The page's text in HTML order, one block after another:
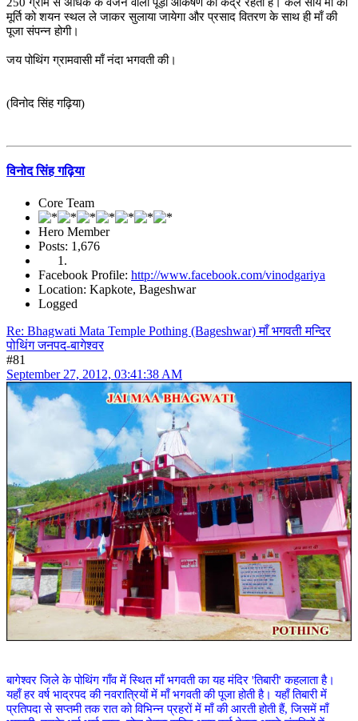
250 ग्राम से अधिक के वजन वाली पूड़ी आकर्षण का केंद्र रहती है। कल सायं माँ की
मूर्ति को शयन स्थल ले जाकर सुलाया जायेगा और प्रसाद वितरण के साथ ही माँ की
पूजा संपन्न होगी।
जय पोथिंग ग्रामवासी माँ नंदा भगवती की।
(विनोद सिंह गढ़िया)
विनोद सिंह गढ़िया
Core Team
Hero Member
Posts: 1,676
Facebook Profile: http://www.facebook.com/vinodgariya
Location: Kapkote, Bageshwar
Logged
Re: Bhagwati Mata Temple Pothing (Bageshwar) माँ भगवती मन्दिर
पोथिंग जनपद-बागेश्वर
#81
September 27, 2012, 03:41:38 AM
बागेश्वर जिले के पोथिंग गाँव में स्थित माँ भगवती का यह मंदिर 'तिबारी' कहलाता है।
यहाँ हर वर्ष भाद्रपद की नवरात्रियों में माँ भगवती की पूजा होती है। यहाँ तिबारी में
प्रतिपदा से सप्तमी तक रात को विभिन्न प्रहरों में माँ की आरती होती हैं, जिसमें माँ